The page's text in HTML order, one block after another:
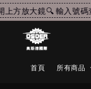
放大鏡🔍 輸入號碼查
首頁 所有商品